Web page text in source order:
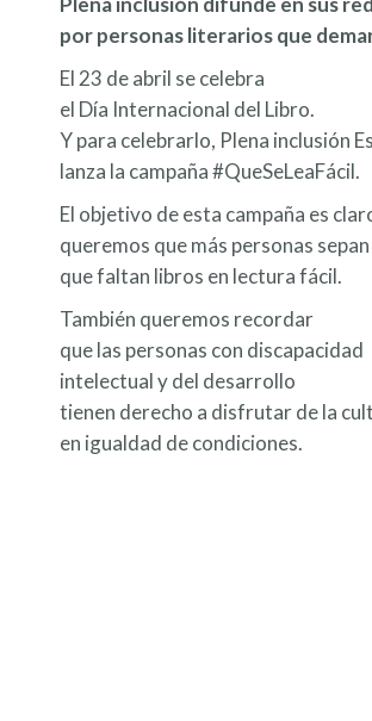
por personas literarios que
El 23 de abril se celebra
el Día Internacional del Libro.
Y para celebrarlo, Plena inclusión
lanza la campaña #QueSeLeaFácil.
El objetivo de esta campaña es
queremos que más personas sepan
que faltan libros en lectura fácil.
También queremos recordar
que las personas con discapacidad
intelectual y del desarrollo
tienen derecho a disfrutar de la
en igualdad de condiciones.